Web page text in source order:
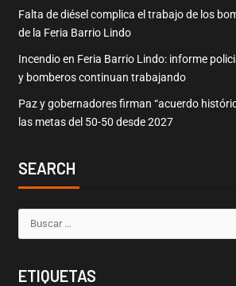
Falta de diésel complica el trabajo de los
de la Feria Barrio Lindo
Incendio en Feria Barrio Lindo: informe
y bomberos continuan trabajando
Paz y gobernadores firman “acuerdo
las metas del 50-50 desde 2027
SEARCH
ETIQUETAS